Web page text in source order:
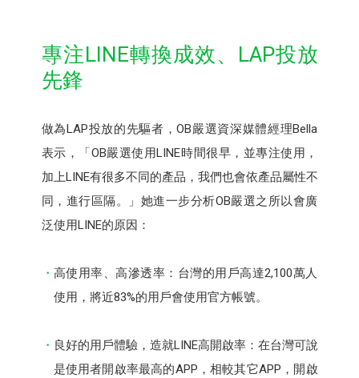
專注LINE轉換成效、LAP投放
先鋒
做為LAP投放的先驅者，OB嚴選資深媒體經理Bella
表示，「OB嚴選使用LINE時間很早，並專注使用，
加上LINE有很多不同的產品，我們也會依產品屬性不
同，進行區隔。」她進一步分析OB嚴選之所以會廣
泛使用LINE的原因：
高使用率、高滲透率：台灣的用戶高達2,100萬人
使用，將近83%的用戶會使用官方帳號。
良好的用戶體驗，造就LINE高開啟率：在台灣可說
是使用者開啟率最高的APP，相較其它APP，開啟